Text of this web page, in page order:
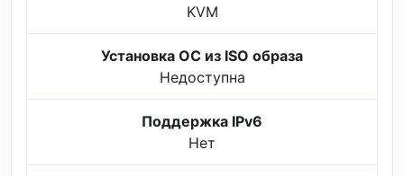
KVM
Установка ОС из ISO образа
Недоступна
Поддержка IPv6
Нет